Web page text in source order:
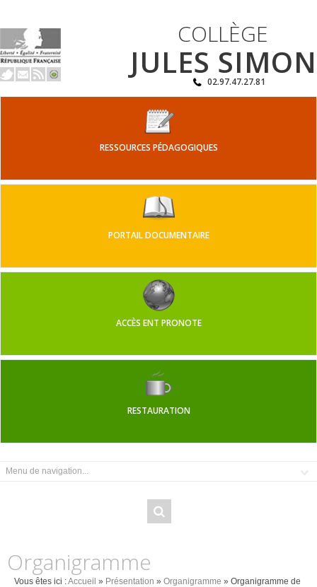
COLLÈGE
JULES SIMON
02.97.47.27.81
RESSOURCES PÉDAGOGIQUES
PORTAIL DOCUMENTAIRE
ACCÈS ENT PRONOTE
RESTAURATION
Organigramme
Vous êtes ici :Accueil » Présentation » Organigramme » Organigramme de